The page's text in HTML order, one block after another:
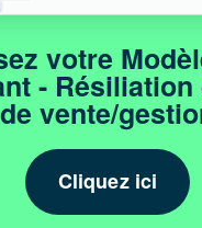
votre
-
de vente/
Cliquez ici